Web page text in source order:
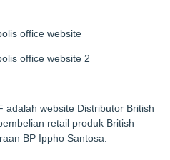
adalah website Distributor British
retail produk British
BP Ippho Santosa.